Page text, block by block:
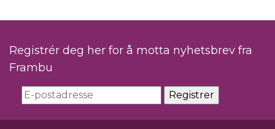
Registrér deg her for å motta nyhetsbrev fra
Frambu